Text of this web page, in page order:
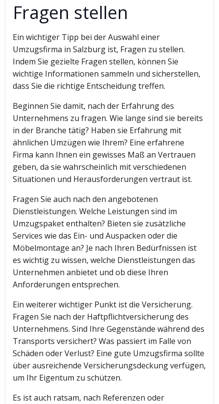
Fragen stellen
Ein wichtiger Tipp bei der Auswahl einer
Umzugsfirma in Salzburg ist, Fragen zu stellen.
Indem Sie gezielte Fragen stellen, können Sie
wichtige Informationen sammeln und sicherstellen,
dass Sie die richtige Entscheidung treffen.
Beginnen Sie damit, nach der Erfahrung des
Unternehmens zu fragen. Wie lange sind sie bereits
in der Branche tätig? Haben sie Erfahrung mit
ähnlichen Umzügen wie Ihrem? Eine erfahrene
Firma kann Ihnen ein gewisses Maß an Vertrauen
geben, da sie wahrscheinlich mit verschiedenen
Situationen und Herausforderungen vertraut ist.
Fragen Sie auch nach den angebotenen
Dienstleistungen. Welche Leistungen sind im
Umzugspaket enthalten? Bieten sie zusätzliche
Services wie das Ein- und Auspacken oder die
Möbelmontage an? Je nach Ihren Bedürfnissen ist
es wichtig zu wissen, welche Dienstleistungen das
Unternehmen anbietet und ob diese Ihren
Anforderungen entsprechen.
Ein weiterer wichtiger Punkt ist die Versicherung.
Fragen Sie nach der Haftpflichtversicherung des
Unternehmens. Sind Ihre Gegenstände während des
Transports versichert? Was passiert im Falle von
Schäden oder Verlust? Eine gute Umzugsfirma sollte
über ausreichende Versicherungsdeckung verfügen,
um Ihr Eigentum zu schützen.
Es ist auch ratsam, nach Referenzen oder